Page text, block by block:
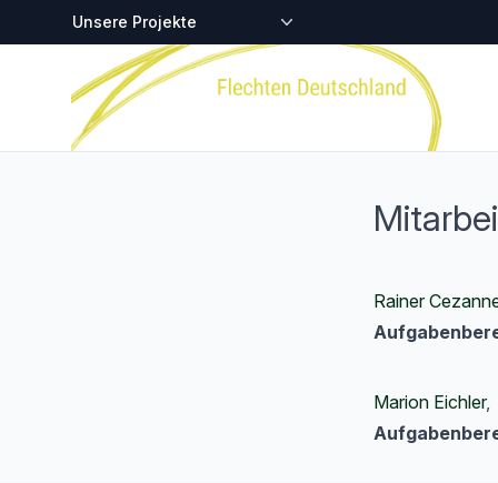
Zentralstellen-Projekte
Startseite
Rainer
Marion Eichler,